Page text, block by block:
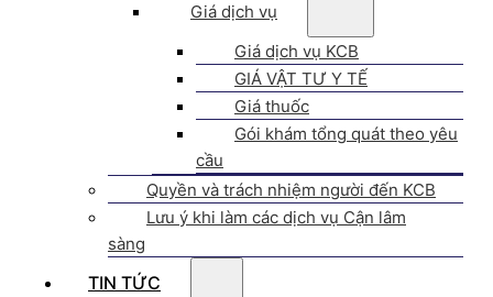
Giá dịch vụ
Giá dịch vụ KCB
GIÁ VẬT TƯ Y TẾ
Giá thuốc
Gói khám tổng quát theo yêu
cầu
Quyền và trách nhiệm người đến KCB
Lưu ý khi làm các dịch vụ Cận lâm
sàng
TIN TỨC